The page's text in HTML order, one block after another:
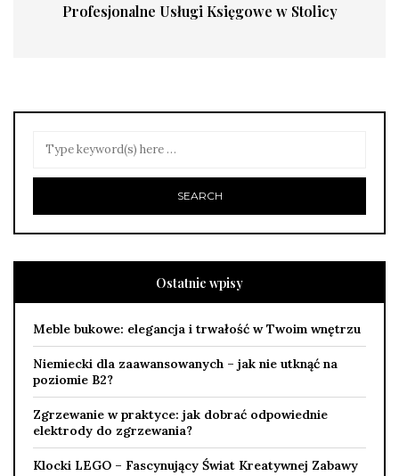
Profesjonalne Usługi Księgowe w Stolicy
Ostatnie wpisy
Meble bukowe: elegancja i trwałość w Twoim wnętrzu
Niemiecki dla zaawansowanych – jak nie utknąć na
poziomie B2?
Zgrzewanie w praktyce: jak dobrać odpowiednie
elektrody do zgrzewania?
Klocki LEGO – Fascynujący Świat Kreatywnej Zabawy